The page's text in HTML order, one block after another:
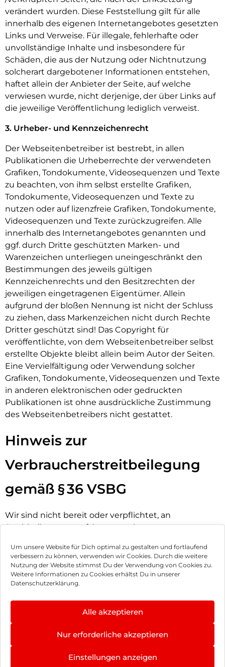
Um unsere Website für Dich optimal zu gestalten und fortlaufend
verbessern zu können, verwenden wir Cookies. Durch die weitere
Nutzung der Website stimmst Du der Verwendung von Cookies zu.
Weitere Informationen zu Cookies erhältst Du in unserer
Datenschutzerklärung.
Alle akzeptieren
Nur erforderliche akzeptieren
Einstellungen anzeigen
verändert wurden. Diese Feststellung gilt für alle
innerhalb des eigenen Internetangebotes gesetzten
Links und Verweise. Für illegale, fehlerhafte oder
unvollständige Inhalte und insbesondere für
Schäden, die aus der Nutzung oder Nichtnutzung
solcherart dargebotener Informationen entstehen,
haftet allein der Anbieter der Seite, auf welche
verwiesen wurde, nicht derjenige, der über Links auf
die jeweilige Veröffentlichung lediglich verweist.
3. Urheber- und Kennzeichenrecht
Der Webseitenbetreiber ist bestrebt, in allen
Publikationen die Urheberrechte der verwendeten
Grafiken, Tondokumente, Videosequenzen und Texte
zu beachten, von ihm selbst erstellte Grafiken,
Tondokumente, Videosequenzen und Texte zu
nutzen oder auf lizenzfreie Grafiken, Tondokumente,
Videosequenzen und Texte zurückzugreifen. Alle
innerhalb des Internetangebotes genannten und
ggf. durch Dritte geschützten Marken- und
Warenzeichen unterliegen uneingeschränkt den
Bestimmungen des jeweils gültigen
Kennzeichenrechts und den Besitzrechten der
jeweiligen eingetragenen Eigentümer. Allein
aufgrund der bloßen Nennung ist nicht der Schluss
zu ziehen, dass Markenzeichen nicht durch Rechte
Dritter geschützt sind! Das Copyright für
veröffentlichte, von dem Webseitenbetreiber selbst
erstellte Objekte bleibt allein beim Autor der Seiten.
Eine Vervielfältigung oder Verwendung solcher
Grafiken, Tondokumente, Videosequenzen und Texte
in anderen elektronischen oder gedruckten
Publikationen ist ohne ausdrückliche Zustimmung
des Webseitenbetreibers nicht gestattet.
Hinweis zur
Verbraucherstreitbeilegung
gemäß § 36 VSBG
Wir sind nicht bereit oder verpflichtet, an
Streitbeilegungsverfahren vor einer
Impressum
Hinweis zur Batterieentsorgung